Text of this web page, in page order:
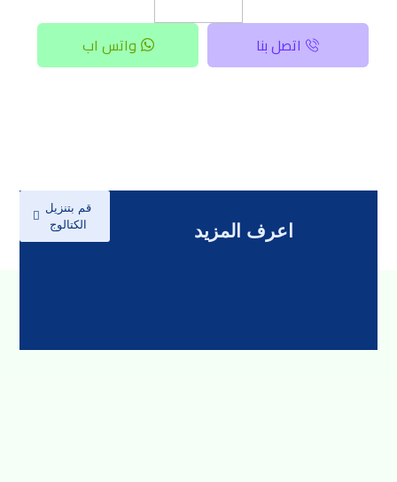
اتصل بنا واتس اب
اعرف المزيد
قم بتنزيل
الكتالوج